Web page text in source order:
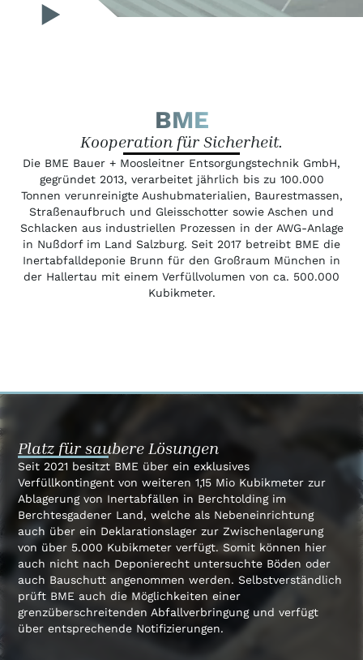
BME
Kooperation für Sicherheit.
Die BME Bauer + Moosleitner Entsorgungstechnik GmbH,
gegründet 2013, verarbeitet jährlich bis zu 100.000
Tonnen verunreinigte Aushubmaterialien, Baurestmassen,
Straßenaufbruch und Gleisschotter sowie Aschen und
Schlacken aus industriellen Prozessen in der AWG-Anlage
in Nußdorf im Land Salzburg. Seit 2017 betreibt BME die
Inertabfalldeponie Brunn für den Großraum München in
der Hallertau mit einem Verfüllvolumen von ca. 500.000
Kubikmeter.
Platz für saubere Lösungen
Seit 2021 besitzt BME über ein exklusives
Verfüllkontingent von weiteren 1,15 Mio Kubikmeter zur
Ablagerung von Inertabfällen in Berchtolding im
Berchtesgadener Land, welche als Nebeneinrichtung
auch über ein Deklarationslager zur Zwischenlagerung
von über 5.000 Kubikmeter verfügt. Somit können hier
auch nicht nach Deponierecht untersuchte Böden oder
auch Bauschutt angenommen werden. Selbstverständlich
prüft BME auch die Möglichkeiten einer
grenzüberschreitenden Abfallverbringung und verfügt
über entsprechende Notifizierungen.